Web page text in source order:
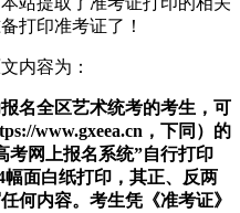
打印准考证了！
内容为：
名全区艺术统考的考生，可
www.gxeea.cn，下同）的
网上报名系统”自行打印
幅面白纸打印，其正、反两
何内容。考生凭《准考证》